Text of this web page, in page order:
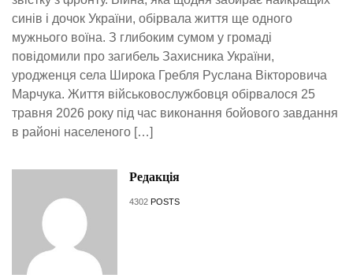
синів і дочок України, обірвала життя ще одного
мужнього воїна. З глибоким сумом у громаді
повідомили про загибель Захисника України,
уродженця села Широка Гребля Руслана Вікторовича
Марчука. Життя військовослужбовця обірвалося 25
травня 2026 року під час виконання бойового завдання
в районі населеного […]
Редакція
4302 POSTS